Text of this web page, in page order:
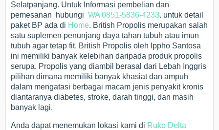
Selatpanjang. Untuk Informasi pembelian dan
pemesanan hubungiWA 0851-5836-4233. untuk detail
paket BP ada di Home. British Propolis merupakan salah
satu suplemen penunjang daya tahan tubuh atau imun
tubuh agar tetap fit. British Propolis oleh Ippho Santosa
ini memiliki banyak kelebihan daripada produk propolis
serupa. Propolis yang diambil berasal dari Lebah Inggris
pilihan dimana memiliki banyak khasiat dan ampuh
dalam mengatasi berbagai macam jenis penyakit kronis
diantaranya diabetes, stroke, darah tinggi, dan masih
banyak lagi.
Anda dapat menemukan lokasi kami di Ruko Delta